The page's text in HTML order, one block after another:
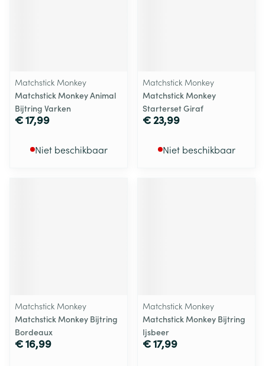
Matchstick Monkey
Matchstick Monkey Animal
Bijtring Varken
€ 17,99
Niet beschikbaar
Matchstick Monkey
Matchstick Monkey
Starterset Giraf
€ 23,99
Niet beschikbaar
Matchstick Monkey
Matchstick Monkey Bijtring
Bordeaux
€ 16,99
Matchstick Monkey
Matchstick Monkey Bijtring
Ijsbeer
€ 17,99